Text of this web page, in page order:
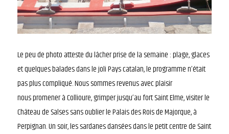
Le peu de photo atteste du lâcher prise de la semaine : plage, glaces
et quelques balades dans le joli Pays catalan, le programme n’était
pas plus compliqué. Nous sommes revenus avec plaisir
nous promener à Collioure, grimper jusqu’au fort Saint Elme, visiter le
Château de Salses sans oublier le Palais des Rois de Majorque, à
Perpignan. Un soir, les sardanes dansées dans le petit centre de Saint